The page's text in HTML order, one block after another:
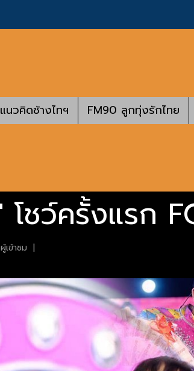
แนวคิดช้างไทฯ FM90 ลูกทุ่งรักไทย
โชว์ครั้งแรก
เข้าชม |